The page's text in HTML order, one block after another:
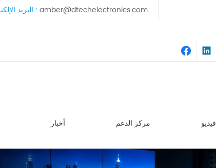
البريد الإلكتروني : amber@dtechelectronics.com
أخبار مركز الدعم فيديو